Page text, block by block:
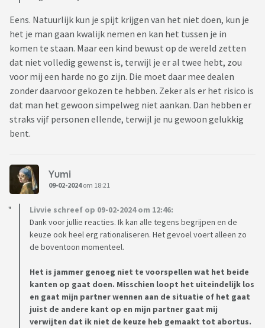
Eens. Natuurlijk kun je spijt krijgen van het niet doen, kun je
het je man gaan kwalijk nemen en kan het tussen je in
komen te staan. Maar een kind bewust op de wereld zetten
dat niet volledig gewenst is, terwijl je er al twee hebt, zou
voor mij een harde no go zijn. Die moet daar mee dealen
zonder daarvoor gekozen te hebben. Zeker als er het risico is
dat man het gewoon simpelweg niet aankan. Dan hebben er
straks vijf personen ellende, terwijl je nu gewoon gelukkig
bent.
Yumi
09-02-2024om 18:21
Livvie schreef op 09-02-2024 om 12:46:
Dank voor jullie reacties. Ik kan alle tegens begrijpen en de
keuze ook heel erg rationaliseren. Het gevoel voert alleen zo
de boventoon momenteel.
Het is jammer genoeg niet te voorspellen wat het beide
kanten op gaat doen. Misschien loopt het uiteindelijk los
en gaat mijn partner wennen aan de situatie of het gaat
juist de andere kant op en mijn partner gaat mij
verwijten dat ik niet de keuze heb gemaakt tot abortus.